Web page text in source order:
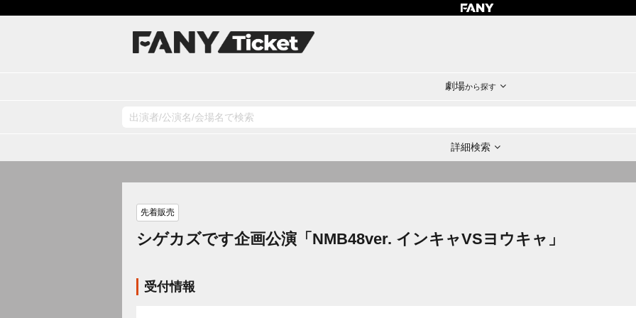
劇場から探す
詳細検索
先着販売
シゲカズです企画公演「NMB48ver. インキャVSヨウキャ」
受付情報